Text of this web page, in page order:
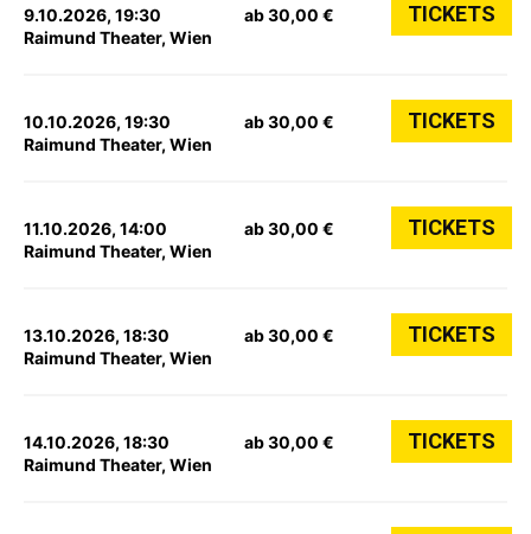
9.10.2026, 19:30
Raimund Theater, Wien
ab 30,00 € TICKETS
10.10.2026, 19:30
Raimund Theater, Wien
ab 30,00 € TICKETS
11.10.2026, 14:00
Raimund Theater, Wien
ab 30,00 € TICKETS
13.10.2026, 18:30
Raimund Theater, Wien
ab 30,00 € TICKETS
14.10.2026, 18:30
Raimund Theater, Wien
ab 30,00 € TICKETS